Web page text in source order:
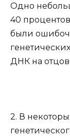
Одно
40
были
ДНК на
2. В